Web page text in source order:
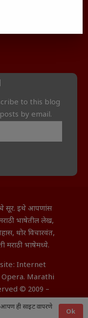
का आवश्यक
to this blog
by email.
सूर. इथे आपणांस
भाषेतील लेख,
थोर विचारवंत,
मराठी भाषेमध्ये.
Internet
Marathi
© 2009 –
आपण ही साइट वापरणे
Ok